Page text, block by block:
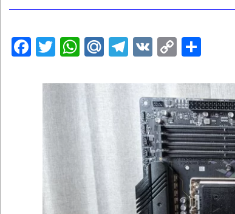
Facebook
Twitter
WhatsApp
Mail.Ru
Telegram
VK Copy